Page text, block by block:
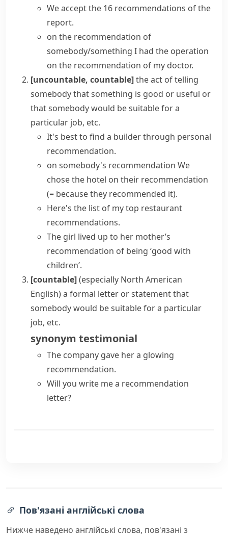
We accept the 16 recommendations of the
report.
on the recommendation of
somebody/something I had the operation
on the recommendation of my doctor.
[uncountable, countable]the act of telling
somebody that something is good or useful or
that somebody would be suitable for a
particular job, etc.
It's best to find a builder through personal
recommendation.
on somebody's recommendation We
chose the hotel on their recommendation
(= because they recommended it).
Here's the list of my top restaurant
recommendations.
The girl lived up to her mother’s
recommendation of being ‘good with
children’.
[countable](especially North American
English)a formal letter or statement that
somebody would be suitable for a particular
job, etc.
synonym testimonial
The company gave her a glowing
recommendation.
Will you write me a recommendation
letter?
Пов'язані англійські слова
Нижче наведено англійські слова, пов'язані з